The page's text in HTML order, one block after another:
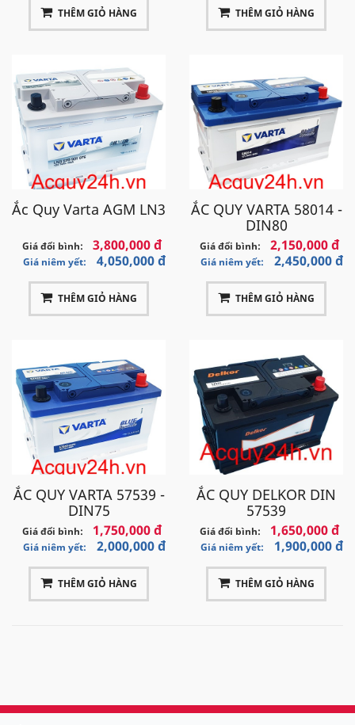
THÊM GIỎ HÀNG THÊM GIỎ HÀNG
Ắc Quy Varta AGM LN3
Giá đổi bình: 3,800,000 đ
Giá niêm yết: 4,050,000 đ
THÊM GIỎ HÀNG
ẮC QUY VARTA 58014 -
DIN80
Giá đổi bình: 2,150,000 đ
Giá niêm yết: 2,450,000 đ
THÊM GIỎ HÀNG
ẮC QUY VARTA 57539 -
DIN75
Giá đổi bình: 1,750,000 đ
Giá niêm yết: 2,000,000 đ
THÊM GIỎ HÀNG
ẮC QUY DELKOR DIN
57539
Giá đổi bình: 1,650,000 đ
Giá niêm yết: 1,900,000 đ
THÊM GIỎ HÀNG